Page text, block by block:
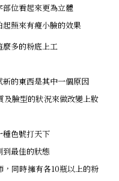
位看起來更為立體
照來有瘦小臉的效果
多的粉底上工
的東西是其中一個原因
及臉型的狀況來做改變上妝
色號打天下
最佳的狀態
同時擁有各10瓶以上的粉